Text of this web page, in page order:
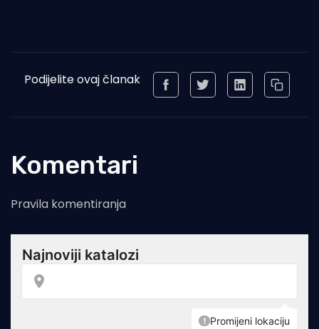
Podijelite ovaj članak
Komentari
Pravila komentiranja